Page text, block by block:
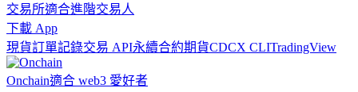
交易所適合進階交易人
下載 App
現貨訂單記錄交易 API永續合約期貨CDCX CLITradingView
Onchain適合 web3 愛好者